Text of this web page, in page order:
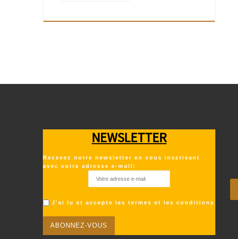
NEWSLETTER
Recevez notre newsletter en vous inscrivant
avec votre adresse e-mail:
J'ai lu et accepte les termes et les conditions